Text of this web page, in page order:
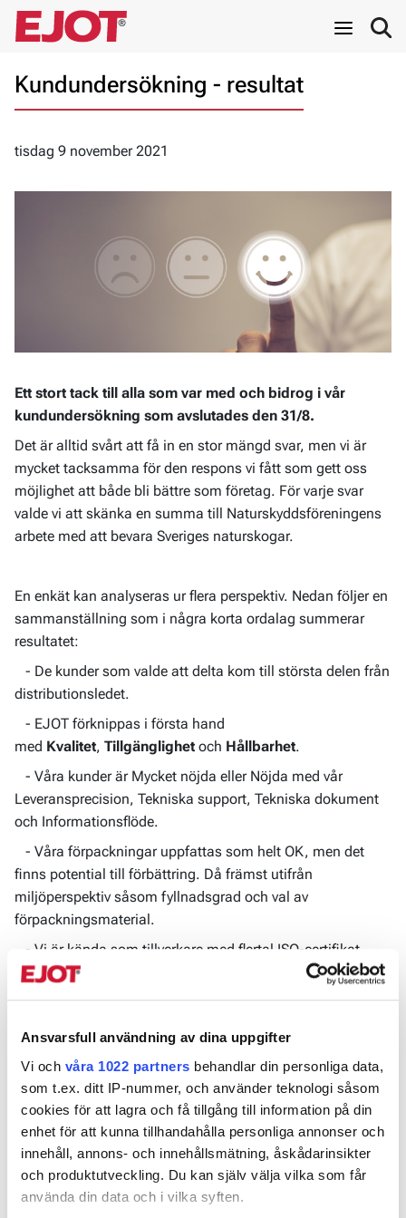
Ansvarsfull användning av dina uppgifter
Vi och våra 1022 partners behandlar din personliga data,
som t.ex. ditt IP-nummer, och använder teknologi såsom
cookies för att lagra och få tillgång till information på din
enhet för att kunna tillhandahålla personliga annonser och
innehåll, annons- och innehållsmätning, åskådarinsikter
och produktutveckling. Du kan själv välja vilka som får
använda din data och i vilka syften.
Kundundersökning - resultat
tisdag 9 november 2021
Ett stort tack till alla som var med och bidrog i vår
kundundersökning som avslutades den 31/8.
Det är alltid svårt att få in en stor mängd svar, men vi är
mycket tacksamma för den respons vi fått som gett oss
möjlighet att både bli bättre som företag. För varje svar
valde vi att skänka en summa till Naturskyddsföreningens
arbete med att bevara Sveriges naturskogar.
En enkät kan analyseras ur flera perspektiv. Nedan följer en
sammanställning som i några korta ordalag summerar
resultatet:
- De kunder som valde att delta kom till största delen från
distributionsledet.
- EJOT förknippas i första hand
med Kvalitet, Tillgänglighet och Hållbarhet.
- Våra kunder är Mycket nöjda eller Nöjda med vår
Leveransprecision, Tekniska support, Tekniska dokument
och Informationsflöde.
- Våra förpackningar uppfattas som helt OK, men det
finns potential till förbättring. Då främst utifrån
miljöperspektiv såsom fyllnadsgrad och val av
förpackningsmaterial.
- Vi är kända som tillverkare med flertal ISO-certifikat,
men vårt arbete inom hållbar resursanvändning var inte lika
genom att delta i vår kundundersökning.